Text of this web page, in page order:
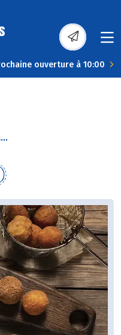
ouverture à 10:00